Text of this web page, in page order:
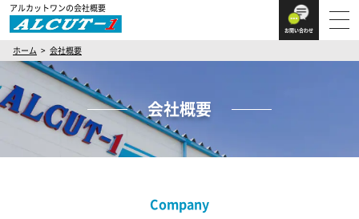
アルカットワンの会社概要
お問い合わせ
ホーム 会社概要
会社概要
Company